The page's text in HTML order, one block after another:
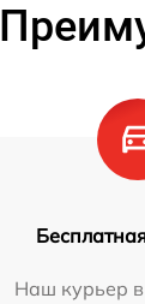
Наш курьер